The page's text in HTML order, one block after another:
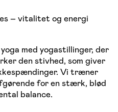
– vitalitet og energi
med yogastillinger, der
den stivhed, som giver
Vi træner
for en stærk, blød
balance.